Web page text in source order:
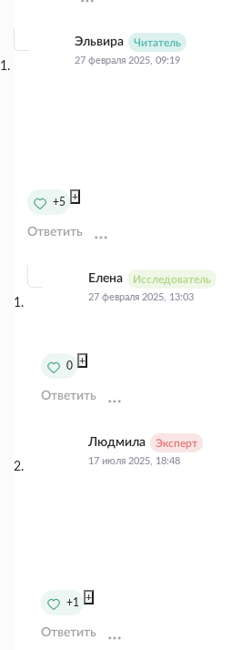
Эльвира Читатель
27 февраля 2025, 09:19
+5 +
Ответить
Елена Исследователь
27 февраля 2025, 13:03
0 +
Ответить
Людмила Эксперт
17 июля 2025, 18:48
+1 +
Ответить